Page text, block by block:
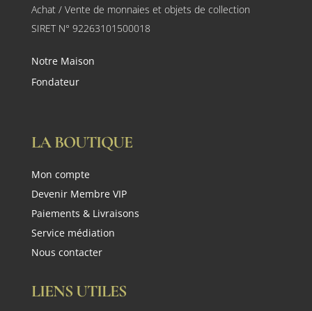
Achat / Vente de monnaies et objets de collection
SIRET N° 92263101500018
Notre Maison
Fondateur
LA BOUTIQUE
Mon compte
Devenir Membre VIP
Paiements & Livraisons
Service médiation
Nous contacter
LIENS UTILES